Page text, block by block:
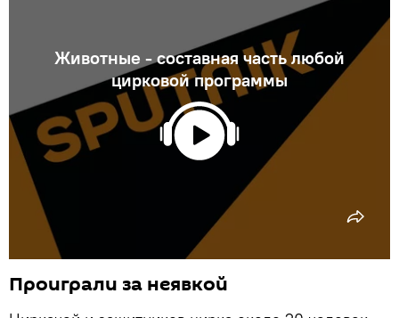
Животные - составная часть любой
цирковой программы
Проиграли за неявкой